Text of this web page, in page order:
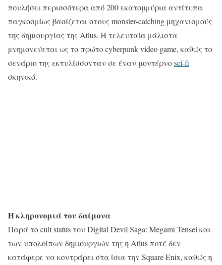
πουλήσει περισσότερα από 200 εκατομμύρια αντίτυπα
παγκοσμίως βασίζεται στους monster-catching μηχανισμούς
της δημιουργίας της Atlus. H τελευταία μάλιστα
μνημονεύεται ως το πρώτο cyberpunk video game, καθώς το
σενάριο της εκτυλίσσονταν σε έναν μοντέρνοsci-fi
σκηνικό.
Η κληρονομιά του δαίμονα
Παρά το cult status του Digital Devil Saga: Megami Tensei και
των υπολοίπων δημιουργιών της η Atlus ποτέ δεν
κατάφερε να κοντράρει στα ίσια την Square Enix, καθώς η